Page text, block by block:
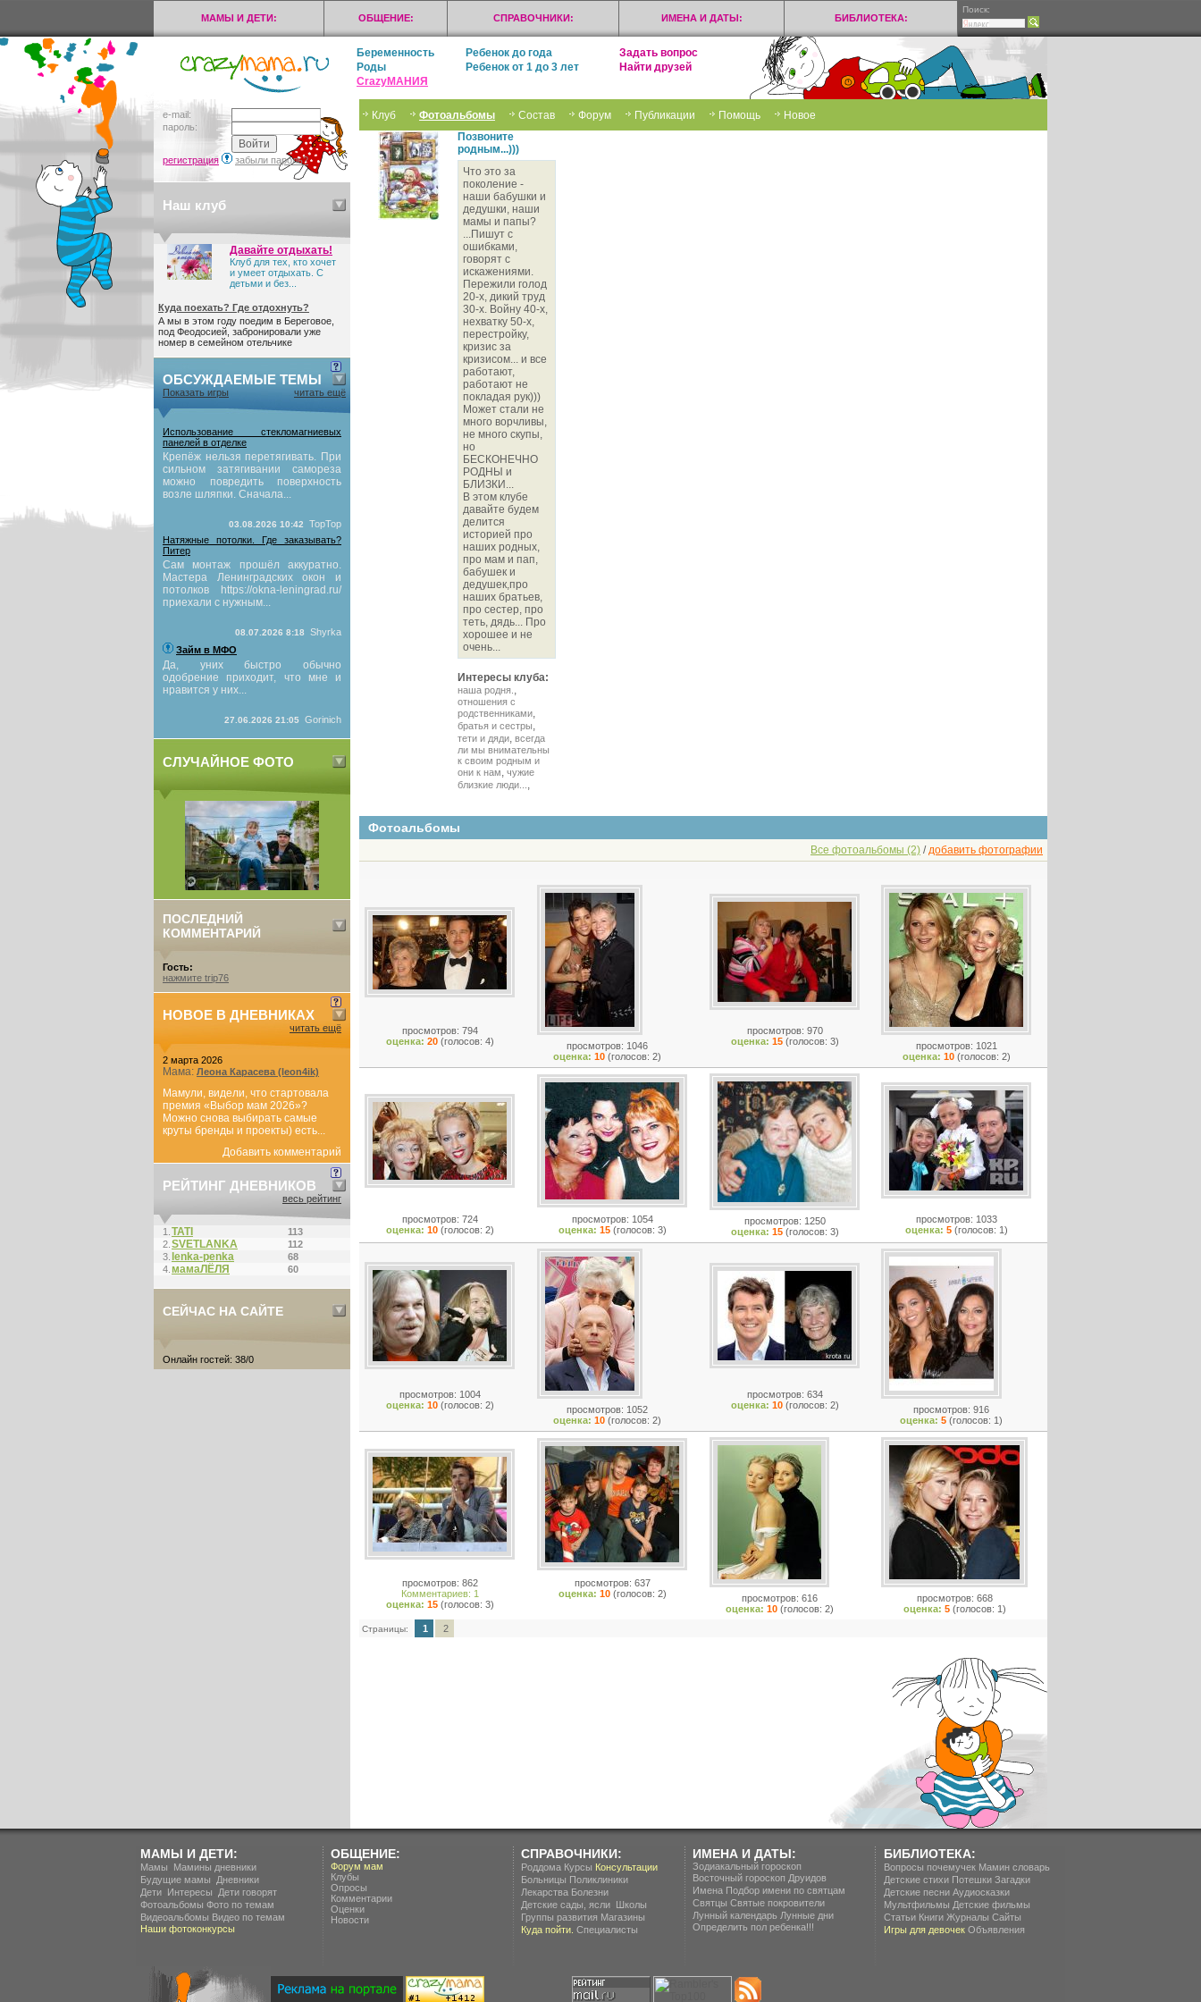
МАМЫ И ДЕТИ: ОБЩЕНИЕ: СПРАВОЧНИКИ: ИМЕНА И ДАТЫ: БИБЛИОТЕКА:
Поиск:
Беременность Ребенок до года
Задать вопрос
Роды
Ребенок от 1 до 3 лет
Найти друзей
CrazyМАНИЯ
e-mail:
пароль:
регистрация забыли пароль?
Наш клуб
Давайте отдыхать!
Клуб для тех, кто хочет
и умеет отдыхать. С
детьми и без...
Куда поехать? Где отдохнуть?
А мы в этом году поедим в Береговое,
под Феодосией, забронировали уже
номер в семейном отельчике
ОБСУЖДАЕМЫЕ ТЕМЫ
Показать игры читать ещё
Использование стекломагниевых
панелей в отделке
Крепёж нельзя перетягивать. При
сильном затягивании самореза
можно повредить поверхность
возле шляпки. Сначала...
03.08.2026 10:42
TopTop
Натяжные потолки. Где заказывать?
Питер
Сам монтаж прошёл аккуратно.
Мастера Ленинградских окон и
потолков https://okna-leningrad.ru/
приехали с нужным...
08.07.2026 8:18
Shyrka
Займ в МФО
Да, уних быстро обычно
одобрение приходит, что мне и
нравится у них...
27.06.2026 21:05 Gorinich
СЛУЧАЙНОЕ ФОТО
ПОСЛЕДНИЙ
КОММЕНТАРИЙ
Гость:
нажмите trip76
НОВОЕ В ДНЕВНИКАХ
читать ещё
2 марта 2026
Мама: Леона Карасева (leon4ik)
Мамули, видели, что стартовала
премия «Выбор мам 2026»?
Можно снова выбирать самые
круты бренды и проекты) есть...
Добавить комментарий
РЕЙТИНГ ДНЕВНИКОВ
весь рейтинг
1. ТАТI
113
2. SVETLANKA
112
3. lenka-penka
68
4. мамаЛЁЛЯ 60
СЕЙЧАС НА САЙТЕ
Онлайн гостей: 38/0
Клуб Фотоальбомы Состав Форум Публикации Помощь
Новое
Позвоните
родным...)))
Что это за
поколение -
наши бабушки и
дедушки, наши
мамы и папы?
...Пишут с
ошибками,
говорят с
искажениями.
Пережили голод
20-х, дикий труд
30-х. Войну 40-х,
нехватку 50-х,
перестройку,
кризис за
кризисом... и все
работают,
работают не
покладая рук)))
Может стали не
много ворчливы,
не много скупы,
но
БЕСКОНЕЧНО
РОДНЫ и
БЛИЗКИ...
В этом клубе
давайте будем
делится
историей про
наших родных,
про мам и пап,
бабушек и
дедушек,про
наших братьев,
про сестер, про
теть, дядь... Про
хорошее и не
очень...
Интересы клуба:
наша родня. ,
отношения с
родственниками,
братья и сестры,
тети и дяди, всегда
ли мы внимательны
к своим родным и
они к нам, чужие
близкие люди... ,
Фотоальбомы
Все фотоальбомы (2) /добавить фотографии
просмотров: 794
оценка: 20 (голосов: 4)
просмотров: 1046
оценка: 10 (голосов: 2)
просмотров: 970
оценка: 15 (голосов: 3)
просмотров: 1021
оценка: 10 (голосов: 2)
просмотров: 724
оценка: 10 (голосов: 2)
просмотров: 1054
оценка: 15 (голосов: 3)
просмотров: 1250
оценка: 15 (голосов: 3)
просмотров: 1033
оценка: 5 (голосов: 1)
просмотров: 1004
оценка: 10 (голосов: 2)
просмотров: 1052
оценка: 10 (голосов: 2)
просмотров: 634
оценка: 10 (голосов: 2)
просмотров: 916
оценка: 5 (голосов: 1)
просмотров: 862
Комментариев: 1
оценка: 15 (голосов: 3)
просмотров: 637
оценка: 10 (голосов: 2)
просмотров: 616
оценка: 10 (голосов: 2)
просмотров: 668
оценка: 5 (голосов: 1)
Страницы: 1 2
МАМЫ И ДЕТИ:
Мамы
Мамины дневники
Будущие мамы
Дневники
Дети Интересы
Дети говорят
Фотоальбомы Фото по темам
Видеоальбомы Видео по темам
Наши фотоконкурсы
ОБЩЕНИЕ:
Форум мам
Клубы
Опросы
Комментарии
Оценки
Новости
СПРАВОЧНИКИ:
Роддома Курсы Консультации
Больницы Поликлиники
Лекарства Болезни
Детские сады, ясли Школы
Группы развития Магазины
Куда пойти. Специалисты
ИМЕНА И ДАТЫ:
Зодиакальный гороскоп
Восточный гороскоп Друидов
Имена Подбор имени по святцам
Святцы Святые покровители
Лунный календарь Лунные дни
Определить пол ребенка!!!
БИБЛИОТЕКА:
Вопросы почемучек Мамин словарь
Детские стихи Потешки Загадки
Детские песни Аудиосказки
Мультфильмы Детские фильмы
Статьи Книги Журналы Сайты
Игры для девочек Объявления